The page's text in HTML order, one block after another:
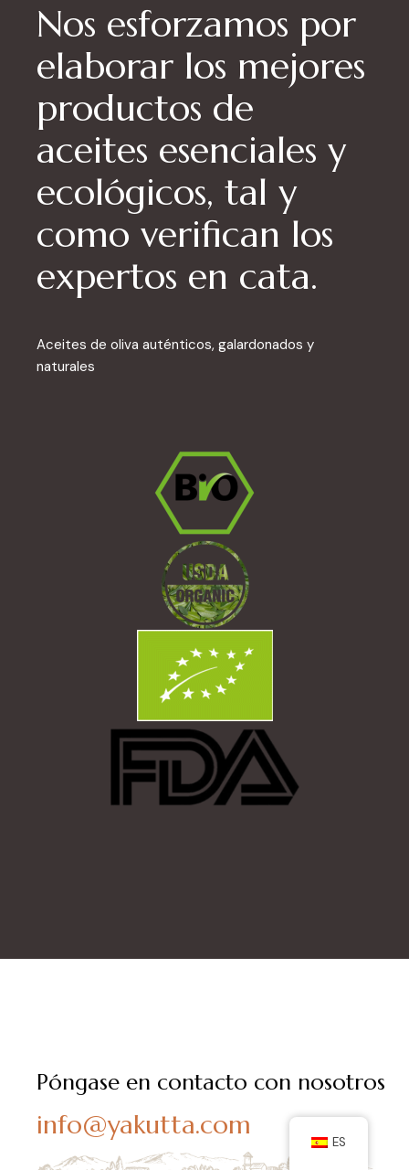
Nos esforzamos por
elaborar los mejores
productos de
aceites esenciales y
ecológicos, tal y
como verifican los
expertos en cata.
Aceites de oliva auténticos, galardonados y
naturales
Póngase en contacto con nosotros
info@yakutta.com
ES